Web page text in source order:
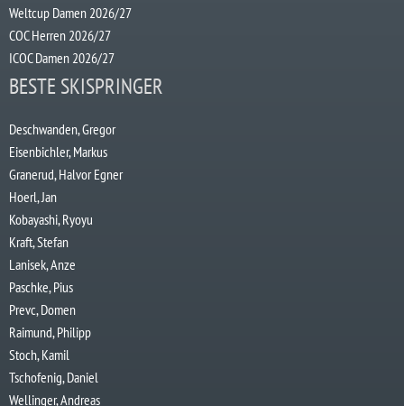
Weltcup Damen 2026/27
COC Herren 2026/27
ICOC Damen 2026/27
BESTE SKISPRINGER
Deschwanden, Gregor
Eisenbichler, Markus
Granerud, Halvor Egner
Hoerl, Jan
Kobayashi, Ryoyu
Kraft, Stefan
Lanisek, Anze
Paschke, Pius
Prevc, Domen
Raimund, Philipp
Stoch, Kamil
Tschofenig, Daniel
Wellinger, Andreas